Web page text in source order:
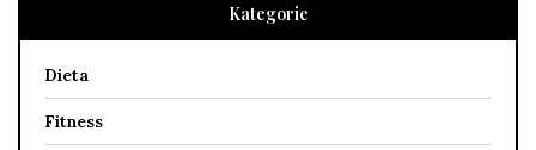
Kategorie
Dieta
Fitness